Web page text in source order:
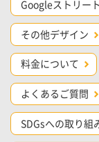
Googleストリー
その他デザイン
料金について
よくあるご質問
SDGsへの取り組